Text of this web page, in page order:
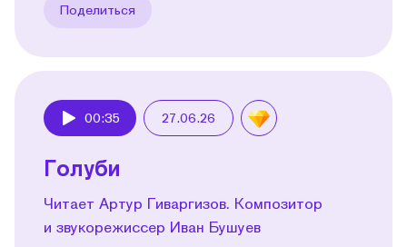
Поделиться
00:35 27.06.26
Голуби
Читает Артур Гиваргизов. Композитор
и звукорежиссер Иван Бушуев